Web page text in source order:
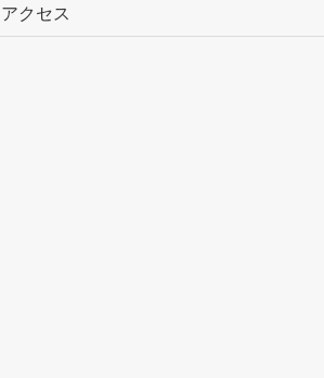
アクセス